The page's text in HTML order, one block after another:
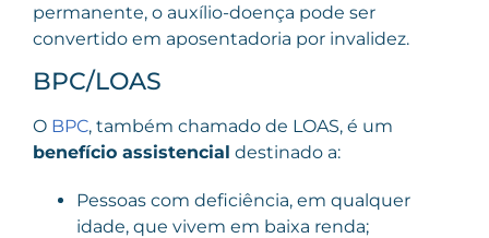
permanente, o auxílio-doença pode ser
convertido em aposentadoria por invalidez.
BPC/LOAS
O BPC, também chamado de LOAS, é um
benefício assistencial destinado a:
Pessoas com deficiência, em qualquer
idade, que vivem em baixa renda;